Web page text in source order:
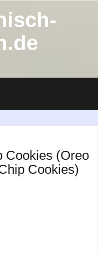
Cookies (Oreo
Cookies)